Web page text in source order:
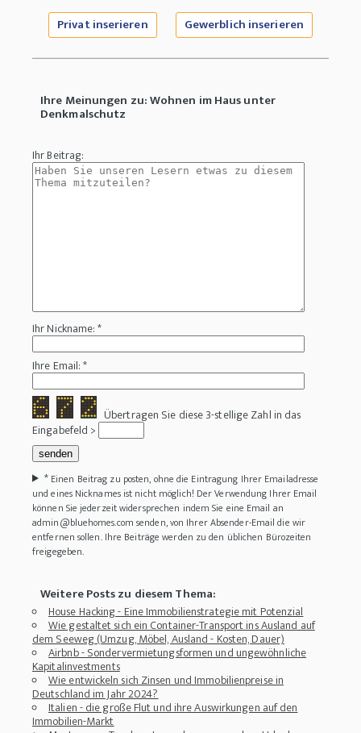
Privat inserieren Gewerblich inserieren
Ihre Meinungen zu: Wohnen im Haus unter
Denkmalschutz
Ihr Beitrag:
Ihr Nickname: *
Ihre Email: *
Übertragen Sie diese 3-stellige Zahl in das
Eingabefeld >
* Einen Beitrag zu posten, ohne die Eintragung Ihrer Emailadresse
und eines Nicknames ist nicht möglich! Der Verwendung Ihrer Email
können Sie jederzeit widersprechen indem Sie eine Email an
admin@bluehomes.com senden, von Ihrer Absender-Email die wir
entfernen sollen. Ihre Beiträge werden zu den üblichen Bürozeiten
freigegeben.
Weitere Posts zu diesem Thema:
House Hacking - Eine Immobilienstrategie mit Potenzial
Wie gestaltet sich ein Container-Transport ins Ausland auf
dem Seeweg (Umzug, Möbel, Ausland - Kosten, Dauer)
Airbnb - Sondervermietungsformen und ungewöhnliche
Kapitalinvestments
Wie entwickeln sich Zinsen und Immobilienpreise in
Deutschland im Jahr 2024?
Italien - die große Flut und ihre Auswirkungen auf den
Immobilien-Markt